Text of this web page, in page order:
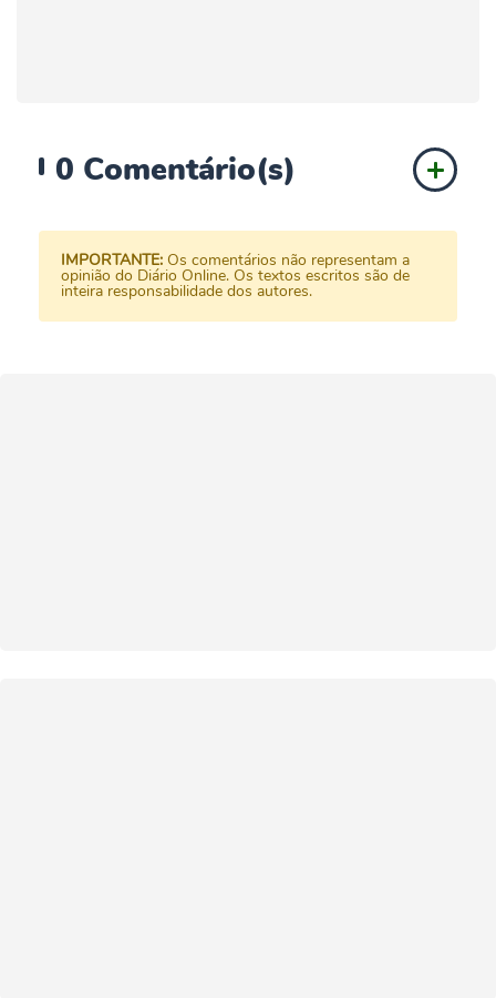
0 Comentário(s)
IMPORTANTE: Os comentários não representam a
opinião do Diário Online. Os textos escritos são de
inteira responsabilidade dos autores.